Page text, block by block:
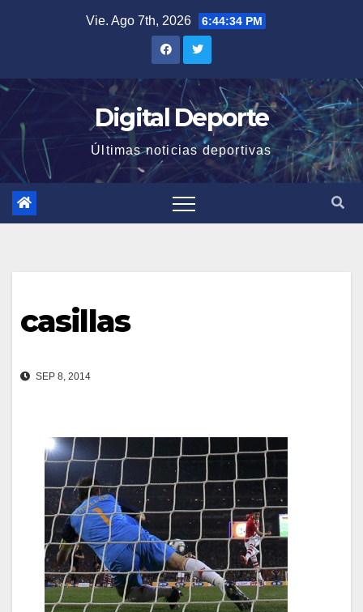
Vie. Ago 7th, 2026 6:44:35 PM
Digital Deporte
Últimas noticias deportivas
casillas
SEP 8, 2014